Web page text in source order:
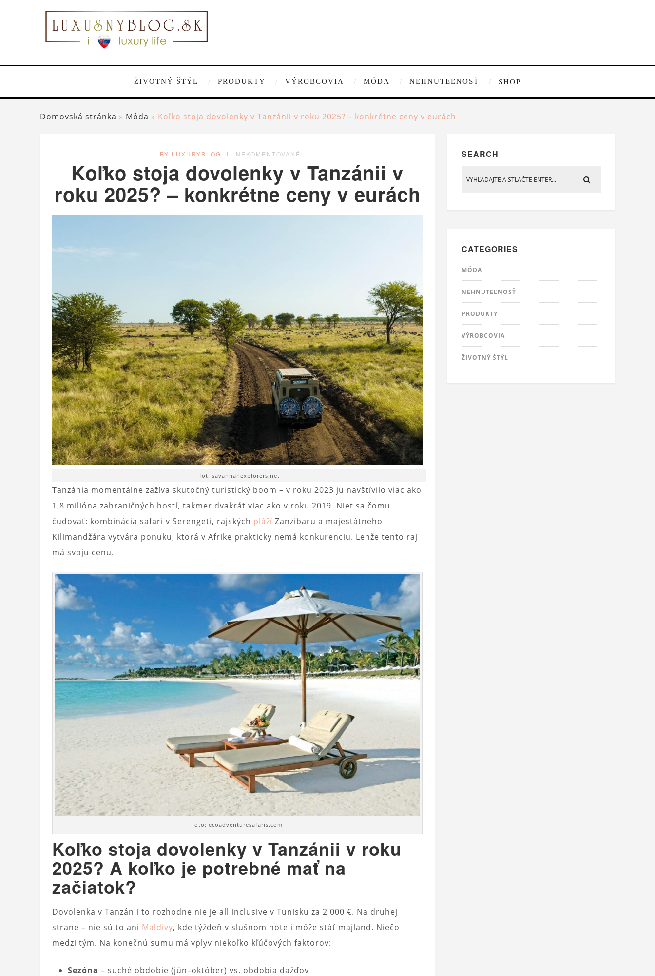
ŽIVOTNÝ ŠTÝL PRODUKTY VÝROBCOVIA MÓDA NEHNUTEĽNOSŤ SHOP
Domovská stránka » Móda » Koľko stoja dovolenky v Tanzánii v roku 2025? – konkrétne ceny v eurách
BY LUXURYBLOG NEKOMENTOVANÉ
Koľko stoja dovolenky v Tanzánii v
roku 2025? – konkrétne ceny v eurách
fot. savannahexplorers.net
Tanzánia momentálne zažíva skutočný turistický boom – v roku 2023 ju navštívilo viac ako
1,8 milióna zahraničných hostí, takmer dvakrát viac ako v roku 2019. Niet sa čomu
čudovať: kombinácia safari v Serengeti, rajských pláží Zanzibaru a majestátneho
Kilimandžára vytvára ponuku, ktorá v Afrike prakticky nemá konkurenciu. Lenže tento raj
má svoju cenu.
foto: ecoadventuresafaris.com
Koľko stoja dovolenky v Tanzánii v roku
2025? A koľko je potrebné mať na
začiatok?
Dovolenka v Tanzánii to rozhodne nie je all inclusive v Tunisku za 2 000 €. Na druhej
strane – nie sú to ani Maldivy, kde týždeň v slušnom hoteli môže stáť majland. Niečo
medzi tým. Na konečnú sumu má vplyv niekoľko kľúčových faktorov:
Sezóna – suché obdobie (jún–október) vs. obdobia dažďov
SEARCH
CATEGORIES
MÓDA
NEHNUTEĽNOSŤ
PRODUKTY
VÝROBCOVIA
ŽIVOTNÝ ŠTÝL